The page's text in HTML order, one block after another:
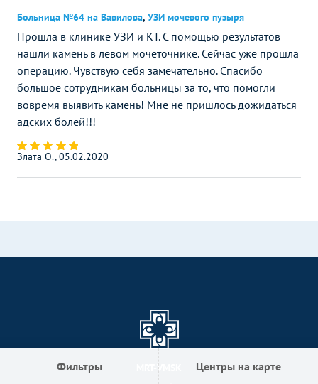
Фильтры Центры на карте
Больница №64 на Вавилова, УЗИ мочевого пузыря
Прошла в клинике УЗИ и КТ. С помощью результатов
нашли камень в левом мочеточнике. Сейчас уже прошла
операцию. Чувствую себя замечательно. Спасибо
большое сотрудникам больницы за то, что помогли
вовремя выявить камень! Мне не пришлось дожидаться
адских болей!!!
Злата О., 05.02.2020
MRT-VMSK